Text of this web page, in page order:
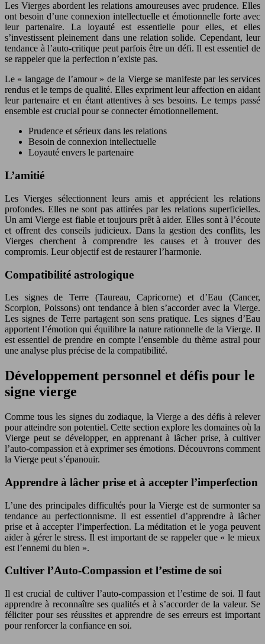
Les Vierges abordent les relations amoureuses avec prudence. Elles
ont besoin d’une connexion intellectuelle et émotionnelle forte avec
leur partenaire. La loyauté est essentielle pour elles, et elles
s’investissent pleinement dans une relation solide. Cependant, leur
tendance à l’auto-critique peut parfois être un défi. Il est essentiel de
se rappeler que la perfection n’existe pas.
Le « langage de l’amour » de la Vierge se manifeste par les services
rendus et le temps de qualité. Elles expriment leur affection en aidant
leur partenaire et en étant attentives à ses besoins. Le temps passé
ensemble est crucial pour se connecter émotionnellement.
Prudence et sérieux dans les relations
Besoin de connexion intellectuelle
Loyauté envers le partenaire
L’amitié
Les Vierges sélectionnent leurs amis et apprécient les relations
profondes. Elles ne sont pas attirées par les relations superficielles.
Un ami Vierge est fiable et toujours prêt à aider. Elles sont à l’écoute
et offrent des conseils judicieux. Dans la gestion des conflits, les
Vierges cherchent à comprendre les causes et à trouver des
compromis. Leur objectif est de restaurer l’harmonie.
Compatibilité astrologique
Les signes de Terre (Taureau, Capricorne) et d’Eau (Cancer,
Scorpion, Poissons) ont tendance à bien s’accorder avec la Vierge.
Les signes de Terre partagent son sens pratique. Les signes d’Eau
apportent l’émotion qui équilibre la nature rationnelle de la Vierge. Il
est essentiel de prendre en compte l’ensemble du thème astral pour
une analyse plus précise de la compatibilité.
Développement personnel et défis pour le
signe vierge
Comme tous les signes du zodiaque, la Vierge a des défis à relever
pour atteindre son potentiel. Cette section explore les domaines où la
Vierge peut se développer, en apprenant à lâcher prise, à cultiver
l’auto-compassion et à exprimer ses émotions. Découvrons comment
la Vierge peut s’épanouir.
Apprendre à lâcher prise et à accepter l’imperfection
L’une des principales difficultés pour la Vierge est de surmonter sa
tendance au perfectionnisme. Il est essentiel d’apprendre à lâcher
prise et à accepter l’imperfection. La méditation et le yoga peuvent
aider à gérer le stress. Il est important de se rappeler que « le mieux
est l’ennemi du bien ».
Cultiver l’Auto-Compassion et l’estime de soi
Il est crucial de cultiver l’auto-compassion et l’estime de soi. Il faut
apprendre à reconnaître ses qualités et à s’accorder de la valeur. Se
féliciter pour ses réussites et apprendre de ses erreurs est important
pour renforcer la confiance en soi.